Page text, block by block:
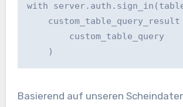
with
        custom_table_query
    )
Basierend auf unseren